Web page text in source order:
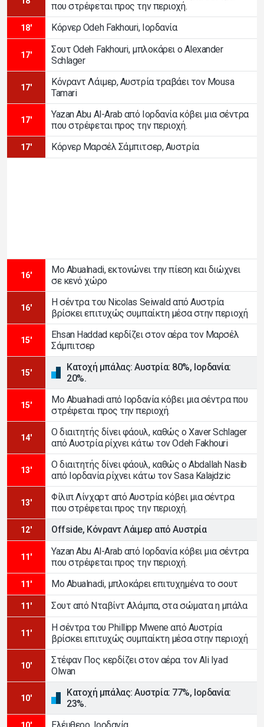
που στρέφεται προς την περιοχή.
18' Κόρνερ Odeh Fakhouri, Ιορδανία
17'
Σουτ Odeh Fakhouri, μπλοκάρει ο Alexander
Schlager
17'
Κόνραντ Λάιμερ, Αυστρία τραβάει τον Mousa
Tamari
17'
Yazan Abu Al-Arab από Ιορδανία κόβει μια σέντρα
που στρέφεται προς την περιοχή.
17' Κόρνερ Μαρσέλ Σάμπιτσερ, Αυστρία
16'
Mo Abualnadi, εκτονώνει την πίεση και διώχνει
σε κενό χώρο
16'
Η σέντρα του Nicolas Seiwald από Αυστρία
βρίσκει επιτυχώς συμπαίκτη μέσα στην περιοχή
15'
Ehsan Haddad κερδίζει στον αέρα τον Μαρσέλ
Σάμπιτσερ
15'
Κατοχή μπάλας: Αυστρία: 80%, Ιορδανία:
20%.
15'
Mo Abualnadi από Ιορδανία κόβει μια σέντρα που
στρέφεται προς την περιοχή.
14'
Ο διαιτητής δίνει φάουλ, καθώς ο Xaver Schlager
από Αυστρία ρίχνει κάτω τον Odeh Fakhouri
13'
Ο διαιτητής δίνει φάουλ, καθώς ο Abdallah Nasib
από Ιορδανία ρίχνει κάτω τον Sasa Kalajdzic
13'
Φίλιπ Λίνχαρτ από Αυστρία κόβει μια σέντρα
που στρέφεται προς την περιοχή.
12' Offside, Κόνραντ Λάιμερ από Αυστρία
11'
Yazan Abu Al-Arab από Ιορδανία κόβει μια σέντρα
που στρέφεται προς την περιοχή.
11' Mo Abualnadi, μπλοκάρει επιτυχημένα το σουτ
11' Σουτ από Νταβίντ Αλάμπα, στα σώματα η μπάλα
11'
Η σέντρα του Phillipp Mwene από Αυστρία
βρίσκει επιτυχώς συμπαίκτη μέσα στην περιοχή
10'
Στέφαν Πος κερδίζει στον αέρα τον Ali Iyad
Olwan
10'
Κατοχή μπάλας: Αυστρία: 77%, Ιορδανία:
23%.